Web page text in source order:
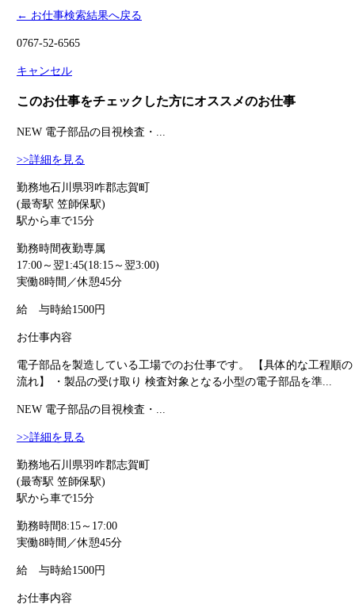
← お仕事検索結果へ戻る
0767-52-6565
キャンセル
このお仕事をチェックした方にオススメのお仕事
NEW電子部品の目視検査・...
>>詳細を見る
勤務地石川県羽咋郡志賀町
(最寄駅 笠師保駅)
駅から車で15分
勤務時間夜勤専属
17:00～翌1:45(18:15～翌3:00)
実働8時間／休憩45分
給 与時給1500円
お仕事内容
電子部品を製造している工場でのお仕事です。 【具体的な工程順の
流れ】 ・製品の受け取り 検査対象となる小型の電子部品を準...
NEW電子部品の目視検査・...
>>詳細を見る
勤務地石川県羽咋郡志賀町
(最寄駅 笠師保駅)
駅から車で15分
勤務時間8:15～17:00
実働8時間／休憩45分
給 与時給1500円
お仕事内容